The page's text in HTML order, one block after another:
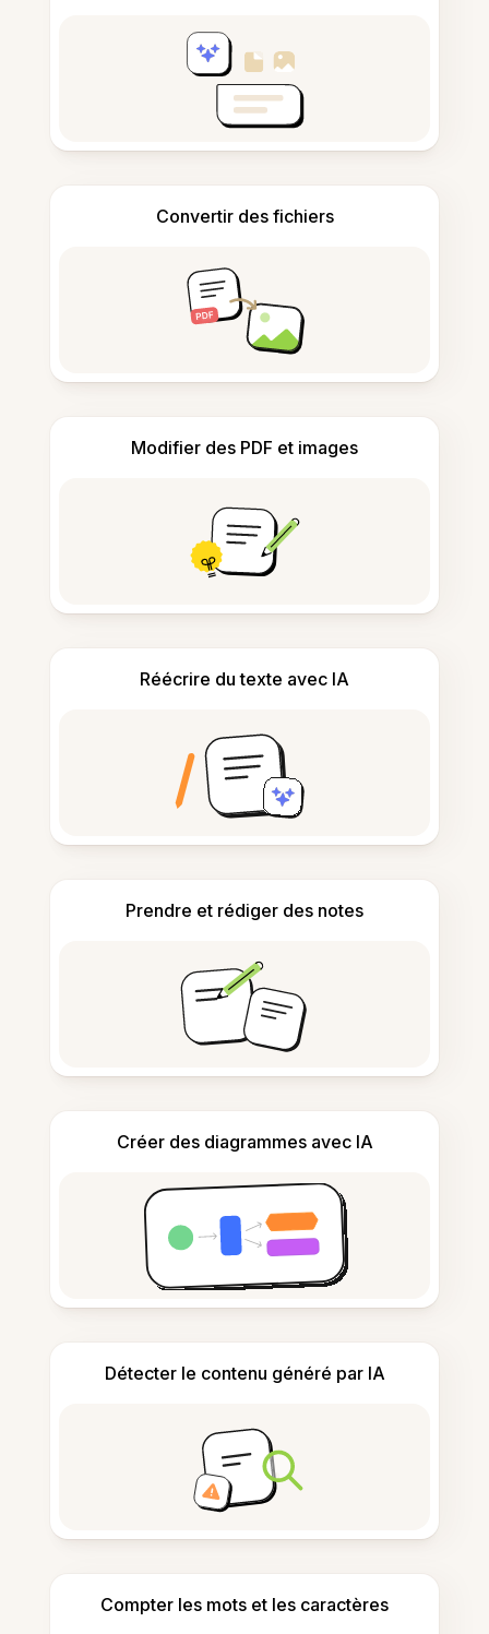
Convertir des fichiers
Modifier des PDF et images
Réécrire du texte avec IA
Prendre et rédiger des notes
Créer des diagrammes avec IA
Détecter le contenu généré par IA
Compter les mots et les caractères